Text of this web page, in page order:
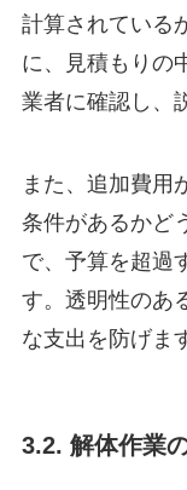
計算されている
に、見積もりの
業者に確認し、
また、追加費用
条件があるかど
で、予算を超過
す。透明性のあ
な支出を防げま
3.2. 解体作業